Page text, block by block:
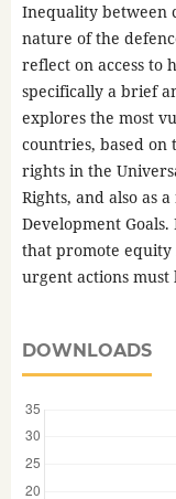
Inequality between
nature of the
reflect on access to
specifically a brief
explores the most
countries, based on
rights in the
Rights, and also as
Development
that promote
urgent actions must
DOWNLOADS